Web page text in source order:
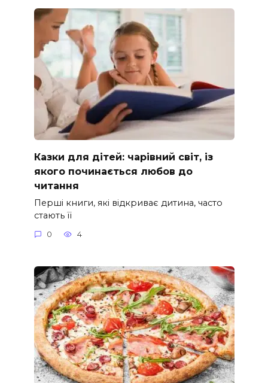
Казки для дітей: чарівний світ, із
якого починається любов до
читання
Перші книги, які відкриває дитина, часто
стають її
0 4